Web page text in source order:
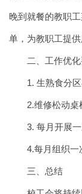
晚到就餐的教职
单，为教职工提供
二、工作优
1. 生熟食分
2.维修松动桌
3. 每月开展一
4.每月组织一
三、总结